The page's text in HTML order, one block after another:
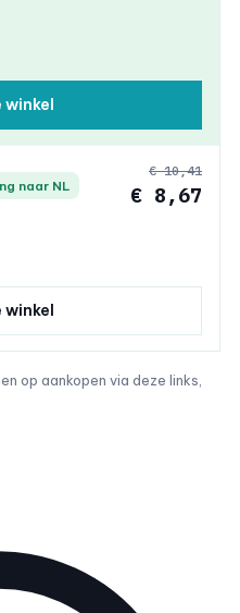
winkel
naar NL
€ 10,41
€ 8,67
winkel
op aankopen via deze links,